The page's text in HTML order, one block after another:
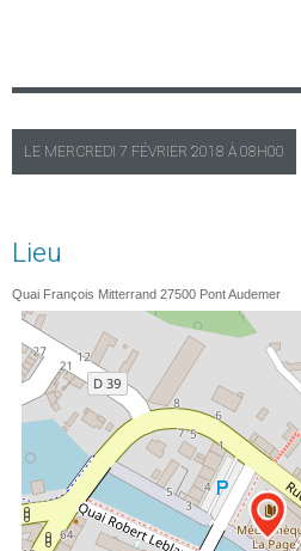
LE MERCREDI 7 FÉVRIER 2018 À08H00
Lieu
Quai François Mitterrand 27500 Pont Audemer